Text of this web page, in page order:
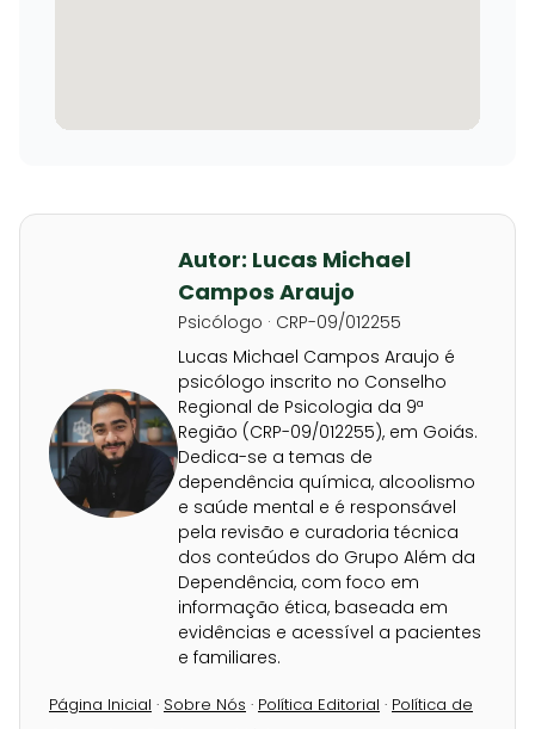
Autor: Lucas Michael
Campos Araujo
Psicólogo · CRP-09/012255
Lucas Michael Campos Araujo é
psicólogo inscrito no Conselho
Regional de Psicologia da 9ª
Região (CRP-09/012255), em Goiás.
Dedica-se a temas de
dependência química, alcoolismo
e saúde mental e é responsável
pela revisão e curadoria técnica
dos conteúdos do Grupo Além da
Dependência, com foco em
informação ética, baseada em
evidências e acessível a pacientes
e familiares.
Página Inicial · Sobre Nós · Política Editorial · Política de